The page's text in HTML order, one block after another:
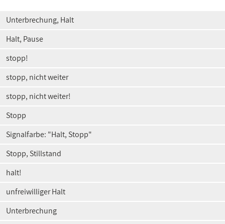
Unterbrechung, Halt
Halt, Pause
stopp!
stopp, nicht weiter
stopp, nicht weiter!
Stopp
Signalfarbe: "Halt, Stopp"
Stopp, Stillstand
halt!
unfreiwilliger Halt
Unterbrechung